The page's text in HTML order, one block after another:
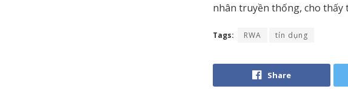
nhân truyền thống, cho
Tags: RWA tín dụng
Share